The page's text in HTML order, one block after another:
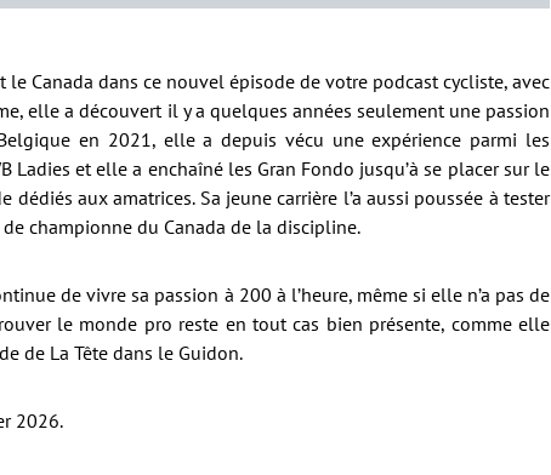
Canada dans ce nouvel épisode de votre podcast cycliste, avec
elle a découvert il y a quelques années seulement une passion
en 2021, elle a depuis vécu une expérience parmi les
Ladies et elle a enchaîné les Gran Fondo jusqu’à se placer sur le
aux amatrices. Sa jeune carrière l’a aussi poussée à tester
championne du Canada de la discipline.
de vivre sa passion à 200 à l’heure, même si elle n’a pas de
le monde pro reste en tout cas bien présente, comme elle
de La Tête dans le Guidon.
2026.